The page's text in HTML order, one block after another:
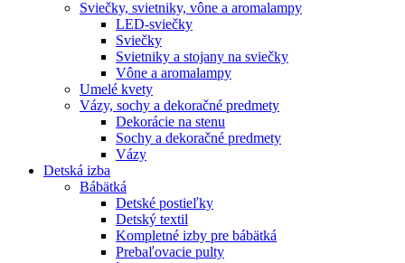
Sviečky, svietniky, vône a aromalampy
LED-sviečky
Sviečky
Svietniky a stojany na sviečky
Vône a aromalampy
Umelé kvety
Vázy, sochy a dekoračné predmety
Dekorácie na stenu
Sochy a dekoračné predmety
Vázy
Detská izba
Bábätká
Detské postieľky
Detský textil
Kompletné izby pre bábätká
Prebaľovacie pulty